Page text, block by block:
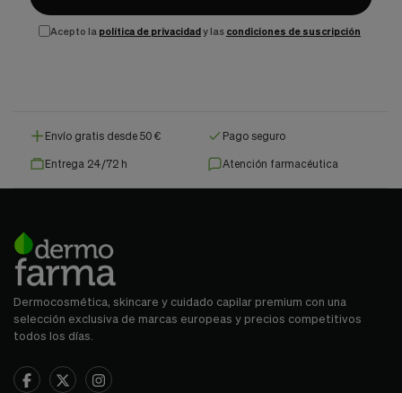
Acepto la política de privacidady las condiciones de suscripción
Envío gratis desde 50 € Pago seguro
Entrega 24/72 h Atención farmacéutica
Dermocosmética, skincare y cuidado capilar premium con una
selección exclusiva de marcas europeas y precios competitivos
todos los días.